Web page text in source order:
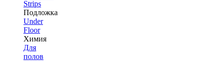
Strips
Подложка
Under
Floor
Химия
Для
полов